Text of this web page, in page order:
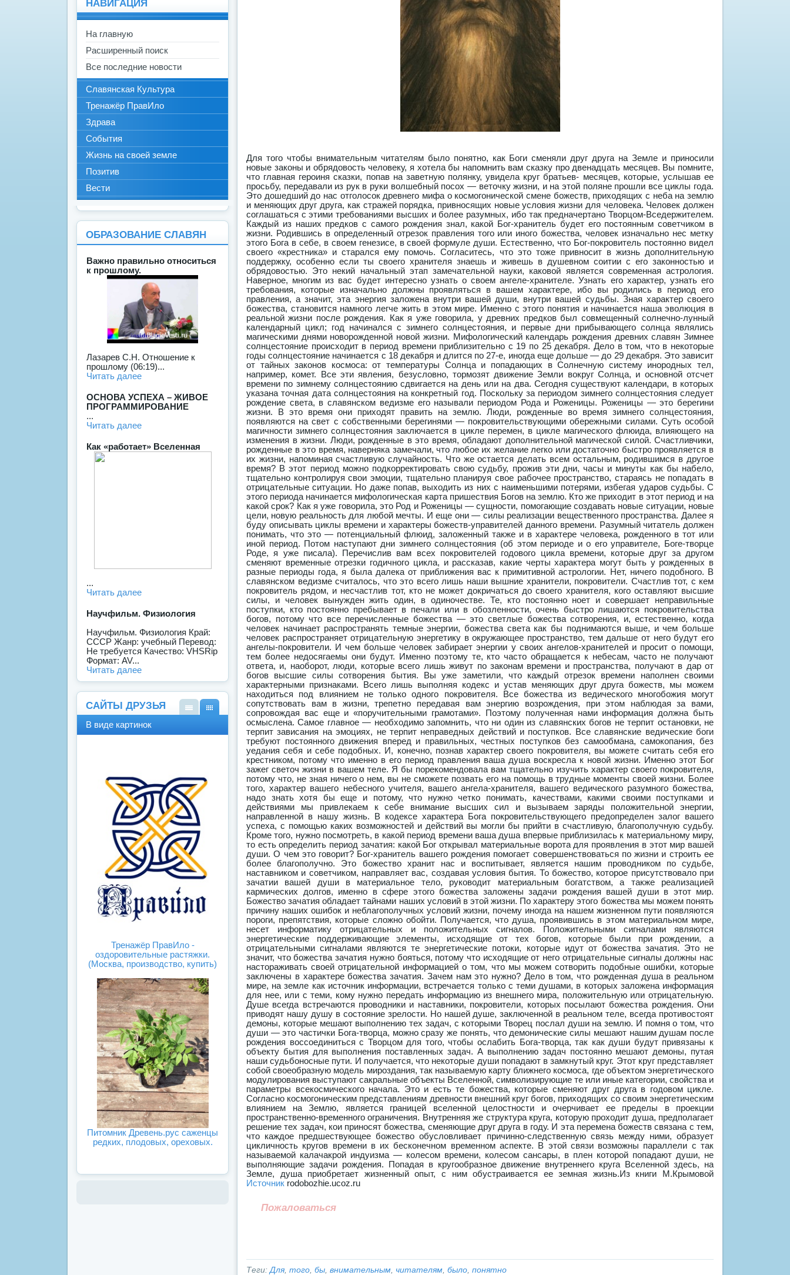
Для того чтобы внимательным читателям было понятно, как Боги сменяли друг друга на Земле и приносили новые законы и обрядовость человеку, я хотела бы напомнить вам сказку про двенадцать месяцев. Вы помните, что главная героиня сказки, попав на заветную полянку, увидела круг братьев- месяцев, которые, услышав ее просьбу, передавали из рук в руки волшебный посох — веточку жизни, и на этой поляне прошли все циклы года. Это дошедший до нас отголосок древнего мифа о космогонической смене божеств, приходящих с неба на землю и меняющих друг друга, как стражей порядка, привносящих новые условия жизни для человека. Человек должен соглашаться с этими требованиями высших и более разумных, ибо так предначертано Творцом-Вседержителем. Каждый из наших предков с самого рождения знал, какой Бог-хранитель будет его постоянным советчиком в жизни. Родившись в определенный отрезок правления того или иного божества, человек изначально нес метку этого Бога в себе, в своем генезисе, в своей формуле души. Естественно, что Бог-покровитель постоянно видел своего «крестника» и старался ему помочь. Согласитесь, что это тоже привносит в жизнь дополнительную поддержку, особенно если ты своего хранителя знаешь и живешь в душевном соитии с его законностью и обрядовостью. Это некий начальный этап замечательной науки, каковой является современная астрология. Наверное, многим из вас будет интересно узнать о своем ангеле-хранителе. Узнать его характер, узнать его требования, которые изначально должны проявляться в вашем характере, ибо вы родились в период его правления, а значит, эта энергия заложена внутри вашей души, внутри вашей судьбы. Зная характер своего божества, становится намного легче жить в этом мире. Именно с этого понятия и начинается наша эволюция в реальной жизни после рождения. Как я уже говорила, у древних предков был совмещенный солнечно-лунный календарный цикл; год начинался с зимнего солнцестояния, и первые дни прибывающего солнца являлись магическими днями новорожденной новой жизни. Мифологический календарь рождения древних славян Зимнее солнцестояние происходит в период времени приблизительно с 19 по 25 декабря. Дело в том, что в некоторые годы солнцестояние начинается с 18 декабря и длится по 27-е, иногда еще дольше — до 29 декабря. Это зависит от тайных законов космоса: от температуры Солнца и попадающих в Солнечную систему инородных тел, например, комет. Все эти явления, безусловно, тормозят движение Земли вокруг Солнца, и основной отсчет времени по зимнему солнцестоянию сдвигается на день или на два. Сегодня существуют календари, в которых указана точная дата солнцестояния на конкретный год. Поскольку за периодом зимнего солнцестояния следует рождение света, в славянском ведизме его называли периодом Рода и Роженицы. Роженицы — это берегини жизни. В это время они приходят править на землю. Люди, рожденные во время зимнего солнцестояния, появляются на свет с собственными берегинями — покровительствующими обережными силами. Суть особой магичности зимнего солнцестояния заключается в цикле перемен, в цикле магического флюида, влияющего на изменения в жизни. Люди, рожденные в это время, обладают дополнительной магической силой. Счастливчики, рожденные в это время, наверняка замечали, что любое их желание легко или достаточно быстро проявляется в их жизни, напоминая счастливую случайность. Что же остается делать всем остальным, родившимся в другое время? В этот период можно подкорректировать свою судьбу, прожив эти дни, часы и минуты как бы набело, тщательно контролируя свои эмоции, тщательно планируя свое рабочее пространство, стараясь не попадать в отрицательные ситуации. Но даже попав, выходить из них с наименьшими потерями, избегая ударов судьбы. С этого периода начинается мифологическая карта пришествия Богов на землю. Кто же приходит в этот период и на какой срок? Как я уже говорила, это Род и Роженицы — сущности, помогающие создавать новые ситуации, новые цели, новую реальность для любой мечты. И еще они — силы реализации вещественного пространства. Далее я буду описывать циклы времени и характеры божеств-управителей данного времени. Разумный читатель должен понимать, что это — потенциальный флюид, заложенный также и в характере человека, рожденного в тот или иной период. Потом наступают дни зимнего солнцестояния (об этом периоде и о его управителе, Боге-творце Роде, я уже писала). Перечислив вам всех покровителей годового цикла времени, которые друг за другом сменяют временные отрезки годичного цикла, и рассказав, какие черты характера могут быть у рожденных в разные периоды года, я была далека от приближения вас к примитивной астрологии. Нет, ничего подобного. В славянском ведизме считалось, что это всего лишь наши вышние хранители, покровители. Счастлив тот, с кем покровитель рядом, и несчастлив тот, кто не может докричаться до своего хранителя, кого оставляют выcшие силы, и человек вынужден жить один, в одиночестве. Те, кто постоянно ноет и совершает неправильные поступки, кто постоянно пребывает в печали или в обозленности, очень быстро лишаются покровительства богов, потому что все перечисленные божества — это светлые божества сотворения, и, естественно, когда человек начинает распространять темные энергии, божества света как бы поднимаются выше, и чем больше человек распространяет отрицательную энергетику в окружающее пространство, тем дальше от него будут его ангелы-покровители. И чем больше человек забирает энергии у своих ангелов-хранителей и просит о помощи, тем более недосягаемы они будут. Именно поэтому те, кто часто обращается к небесам, часто не получают ответа, и, наоборот, люди, которые всего лишь живут по законам времени и пространства, получают в дар от богов высшие силы сотворения бытия. Вы уже заметили, что каждый отрезок времени наполнен своими характерными признаками. Всего лишь выполняя кодекс и устав меняющих друг друга божеств, мы можем находиться под влиянием не только одного покровителя. Все божества из ведического многобожия могут сопутствовать вам в жизни, трепетно передавая вам энергию возрождения, при этом наблюдая за вами, сопровождая вас еще и «поручительными грамотами». Поэтому полученная нами информация должна быть осмыслена. Самое главное — необходимо запомнить, что ни один из славянских богов не терпит остановки, не терпит зависания на эмоциях, не терпит неправедных действий и поступков. Все славянские ведические боги требуют постоянного движения вперед и правильных, честных поступков без самообмана, самокопания, без уедания себя и себе подобных. И, конечно, познав характер своего покровителя, вы можете считать себя его крестником, потому что именно в его период правления ваша душа воскресла к новой жизни. Именно этот Бог зажег светоч жизни в вашем теле. Я бы порекомендовала вам тщательно изучить характер своего покровителя, потому что, не зная ничего о нем, вы не сможете позвать его на помощь в трудные моменты своей жизни. Более того, характер вашего небесного учителя, вашего ангела-хранителя, вашего ведического разумного божества, надо знать хотя бы еще и потому, что нужно четко понимать, качествами, какими своими поступками и действиями мы привлекаем к себе внимание высших сил и вызываем заряды положительной энергии, направленной в нашу жизнь. В кодексе характера Бога покровительствующего предопределен залог вашего успеха, с помощью каких возможностей и действий вы могли бы прийти в счастливую, благополучную судьбу. Кроме того, нужно посмотреть, в какой период времени ваша душа впервые приблизилась к материальному миру, то есть определить период зачатия: какой Бог открывал материальные ворота для проявления в этот мир вашей души. О чем это говорит? Бог-хранитель вашего рождения помогает совершенствоваться по жизни и строить ее более благополучно. Это божество хранит нас и воспитывает, является нашим проводником по судьбе, наставником и советчиком, направляет вас, создавая условия бытия. То божество, которое присутствовало при зачатии вашей души в материальное тело, руководит материальным богатством, а также реализацией кармических долгов, именно в сфере этого божества заложены задачи рождения вашей души в этот мир. Божество зачатия обладает тайнами наших условий в этой жизни. По характеру этого божества мы можем понять причину наших ошибок и неблагополучных условий жизни, почему иногда на нашем жизненном пути появляются пороги, препятствия, которые сложно обойти. Получается, что душа, проявившись в этом материальном мире, несет информатику отрицательных и положительных сигналов. Положительными сигналами являются энергетические поддерживающие элементы, исходящие от тех богов, которые были при рождении, а отрицательными сигналами являются те энергетические потоки, которые идут от божества зачатия. Это не значит, что божества зачатия нужно бояться, потому что исходящие от него отрицательные сигналы должны нас настораживать своей отрицательной информацией о том, что мы можем сотворить подобные ошибки, которые заключены в характере божества зачатия. Зачем нам это нужно? Дело в том, что рожденная душа в реальном мире, на земле как источник информации, встречается только с теми душами, в которых заложена информация для нее, или с теми, кому нужно передать информацию из внешнего мира, положительную или отрицательную. Душе всегда встречаются проводники и наставники, покровители, которых посылают божества рождения. Они приводят нашу душу в состояние зрелости. Но нашей душе, заключенной в реальном теле, всегда противостоят демоны, которые мешают выполнению тех задач, с которыми Творец послал души на землю. И помня о том, что души — это частички Бога-творца, можно сразу же понять, что демонические силы мешают нашим душам после рождения воссоединиться с Творцом для того, чтобы ослабить Бога-творца, так как души будут привязаны к объекту бытия для выполнения поставленных задач. А выполнению задач постоянно мешают демоны, путая наши судьбоносные пути. И получается, что некоторые души попадают в замкнутый круг. Этот круг представляет собой своеобразную модель мироздания, так называемую карту
Источник rodobozhie.ucoz.ru
Пожаловаться
Теги:Для, того, бы, внимательным, читателям, было, понятно
НАВИГАЦИЯ
На главную
Расширенный поиск
Все последние новости
Славянская Культура
Тренажёр ПравИло
Здрава
События
Жизнь на своей земле
Позитив
Вести
ОБРАЗОВАНИЕ СЛАВЯН
Важно правильно относиться
к прошлому.
Лазарев С.Н. Отношение к
прошлому (06:19)...
Читать далее
ОСНОВА УСПЕХА – ЖИВОЕ
ПРОГРАММИРОВАНИЕ
...
Читать далее
Как «работает» Вселенная
...
Читать далее
Научфильм. Физиология
Научфильм. Физиология Край:
СССР Жанр: учебный Перевод:
Не требуется Качество: VHSRip
Формат: AV...
Читать далее
САЙТЫ ДРУЗЬЯ
В виде картинок
Тренажёр ПравИло -
оздоровительные растяжки.
(Москва, производство, купить)
Питомник Древень.рус саженцы
редких, плодовых, ореховых.